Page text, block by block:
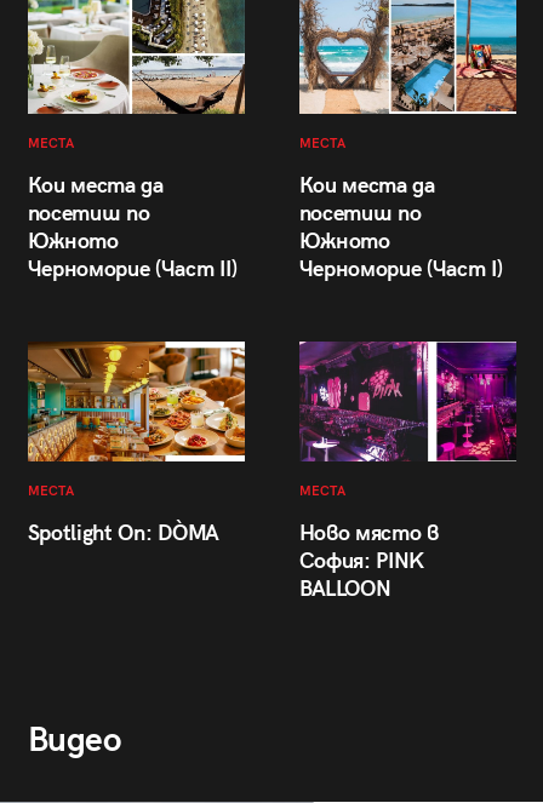
МЕСТА
Кои места да
посетиш по
Южното
Черноморие (Част II)
МЕСТА
Кои места да
посетиш по
Южното
Черноморие (Част I)
МЕСТА
Spotlight On: DÒMA
МЕСТА
Ново място в
София: PINK
BALLOON
Видео